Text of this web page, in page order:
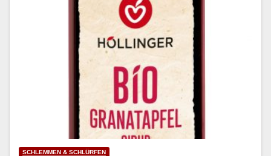
SCHLEMMEN & SCHLÜRFEN